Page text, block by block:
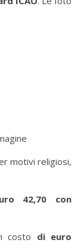
motivi religiosi,
42,70 con
costo di euro